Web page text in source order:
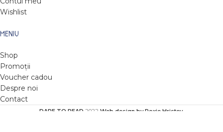
Wishlist
MENIU
Shop
Promoții
Voucher cadou
Despre noi
Contact
DARE TO READ 2022 Web design by Roxie Hristev.